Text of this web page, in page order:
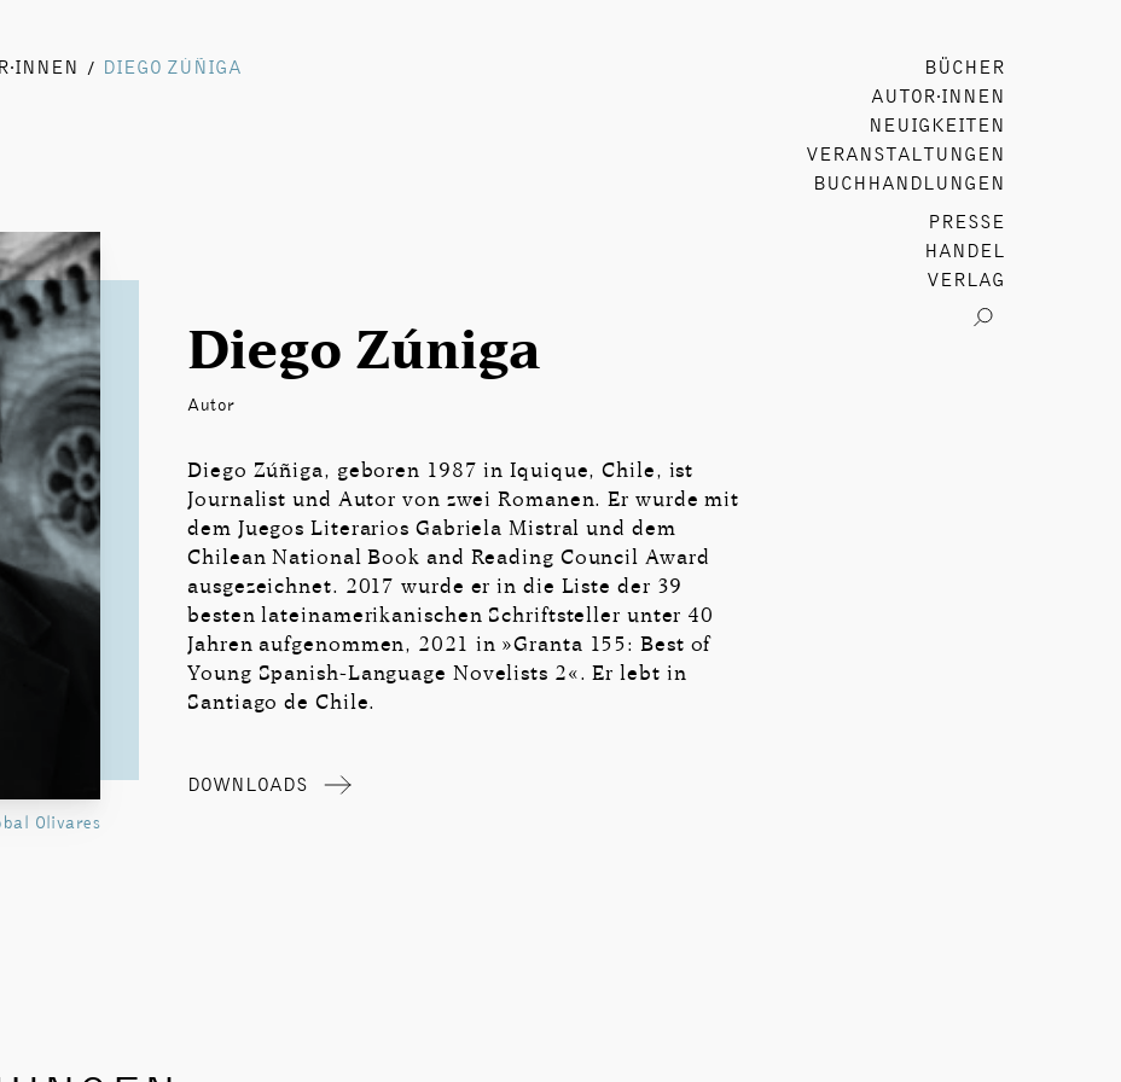
/ DIEGO ZÚÑIGA
BÜCHER
AUTOR∙INNEN
NEUIGKEITEN
VERANSTALTUNGEN
BUCHHANDLUNGEN
PRESSE
HANDEL
VERLAG
Olivares
Diego Zúñiga
Autor
Diego Zúñiga, geboren 1987 in Iquique, Chile, ist
Journalist und Autor von zwei Romanen. Er wurde mit
dem Juegos Literarios Gabriela Mis­tral und dem
Chilean National Book and Reading Council Award
ausgezeichnet. 2017 wurde er in die Liste der 39
besten lateinamerikanischen Schriftsteller unter 40
Jahren aufgenommen, 2021 in »Granta 155: Best of
Young Spanish-Language Novelists 2«. Er lebt in
Santiago de Chile.
DOWNLOADS